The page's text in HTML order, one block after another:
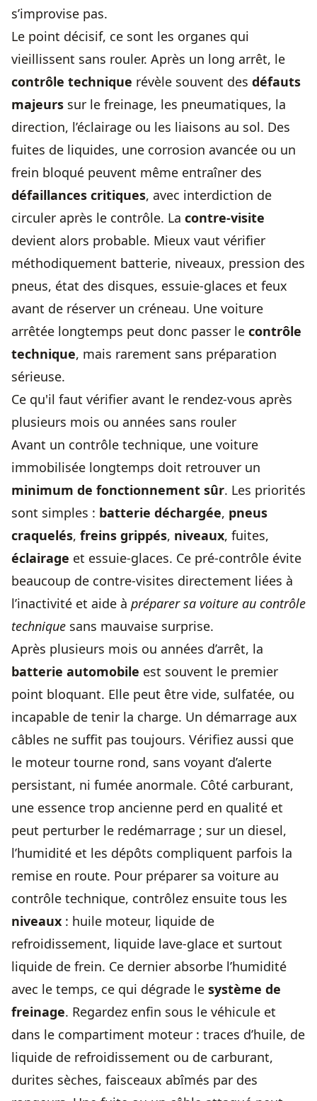
s’improvise pas.
Le point décisif, ce sont les organes qui
vieillissent sans rouler. Après un long arrêt, le
contrôle technique révèle souvent des défauts
majeurs sur le freinage, les pneumatiques, la
direction, l’éclairage ou les liaisons au sol. Des
fuites de liquides, une corrosion avancée ou un
frein bloqué peuvent même entraîner des
défaillances critiques, avec interdiction de
circuler après le contrôle. La contre-visite
devient alors probable. Mieux vaut vérifier
méthodiquement batterie, niveaux, pression des
pneus, état des disques, essuie-glaces et feux
avant de réserver un créneau. Une voiture
arrêtée longtemps peut donc passer le contrôle
technique, mais rarement sans préparation
sérieuse.
Ce qu'il faut vérifier avant le rendez-vous après
plusieurs mois ou années sans rouler
Avant un contrôle technique, une voiture
immobilisée longtemps doit retrouver un
minimum de fonctionnement sûr. Les priorités
sont simples : batterie déchargée, pneus
craquelés, freins grippés, niveaux, fuites,
éclairage et essuie-glaces. Ce pré-contrôle évite
beaucoup de contre-visites directement liées à
l’inactivité et aide à préparer sa voiture au contrôle
technique sans mauvaise surprise.
Après plusieurs mois ou années d’arrêt, la
batterie automobile est souvent le premier
point bloquant. Elle peut être vide, sulfatée, ou
incapable de tenir la charge. Un démarrage aux
câbles ne suffit pas toujours. Vérifiez aussi que
le moteur tourne rond, sans voyant d’alerte
persistant, ni fumée anormale. Côté carburant,
une essence trop ancienne perd en qualité et
peut perturber le redémarrage ; sur un diesel,
l’humidité et les dépôts compliquent parfois la
remise en route. Pour préparer sa voiture au
contrôle technique, contrôlez ensuite tous les
niveaux : huile moteur, liquide de
refroidissement, liquide lave-glace et surtout
liquide de frein. Ce dernier absorbe l’humidité
avec le temps, ce qui dégrade le système de
freinage. Regardez enfin sous le véhicule et
dans le compartiment moteur : traces d’huile, de
liquide de refroidissement ou de carburant,
durites sèches, faisceaux abîmés par des